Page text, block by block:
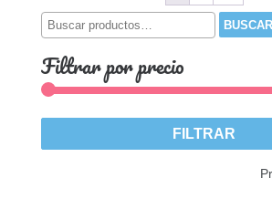
Buscar
por:
BUSCAR
Filtrar por precio
FILTRAR